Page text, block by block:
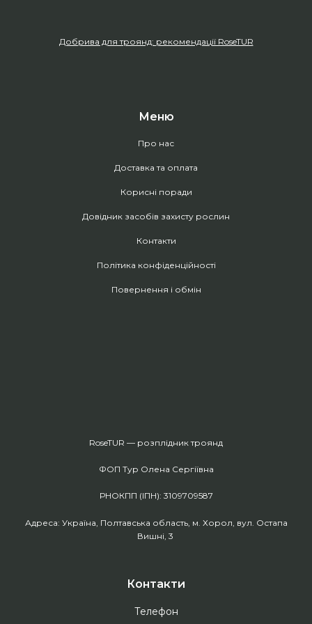
Добрива для троянд: рекомендації RoseTUR
Меню
Про нас
Доставка та оплата
Корисні поради
Довідник засобів захисту рослин
Контакти
Політика конфіденційності
Повернення і обмін
RoseTUR — розплідник троянд
ФОП Тур Олена Сергіївна
РНОКПП (ІПН): 3109709587
Адреса: Україна, Полтавська область, м. Хорол, вул. Остапа
Вишні, 3
Контакти
Телефон